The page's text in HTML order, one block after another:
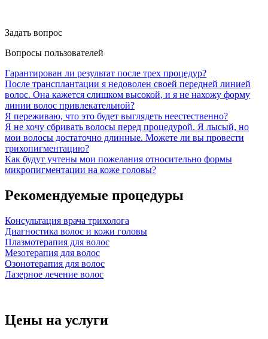
Задать вопрос
Вопросы пользователей
Гарантирован ли результат после трех процедур?
После трансплантации я недоволен своей передней линией
волос. Она кажется слишком высокой, и я не нахожу форму
линии волос привлекательной?
Я переживаю, что это будет выглядеть неестественно?
Я не хочу сбривать волосы перед процедурой. Я лысый, но
мои волосы достаточно длинные. Можете ли вы провести
трихопигментацию?
Как будут учтены мои пожелания относительно формы
микропигментации на коже головы?
Рекомендуемые процедуры
Консультация врача трихолога
Диагностика волос и кожи головы
Плазмотерапия для волос
Мезотерапия для волос
Озонотерапия для волос
Лазерное лечение волос
Цены на услуги